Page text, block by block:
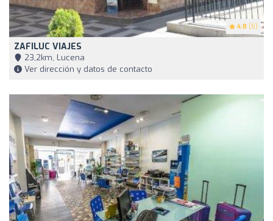
4.8 (5)
ZAFILUC VIAJES
23,2km, Lucena
Ver dirección y datos de contacto